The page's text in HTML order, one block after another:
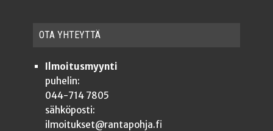
OTA YHTEYT­TÄ
Ilmoitusmyynti
puhelin:
044-714 7805
sähköposti:
ilmoitukset@rantapohja.fi